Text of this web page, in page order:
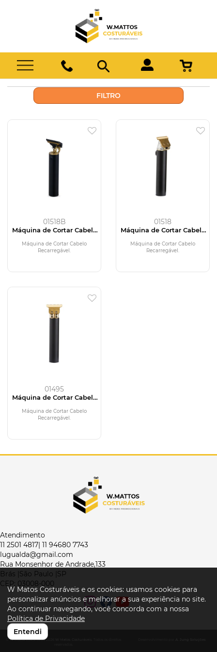
FILTRO
01518B
Máquina de Cortar Cabelo
Máquina de Cortar Cabelo
Recarregável.
01518
Máquina de Cortar Cabelo
Máquina de Cortar Cabelo
Recarregável.
01495
Máquina de Cortar Cabelo
Máquina de Cortar Cabelo
Recarregável.
Atendimento
11 2501 4817| 11 94680 7743
lugualda@gmail.com
Rua Monsenhor de Andrade,133
Brás |São Paulo |SP
CEP: 03008-000
© W Matos Costuráveis 2026
W Matos Costuráveis e os cookies: usamos cookies para
personalizar anúncios e melhorar a sua experiência no site.
Ao continuar navegando, você concorda com a nossa
Política de Privacidade
Entendi